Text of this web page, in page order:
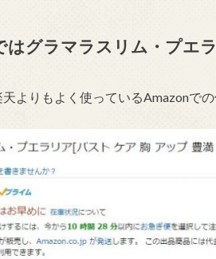
はグラマラスリム・プエ
よりもよく使っているAmazonでの